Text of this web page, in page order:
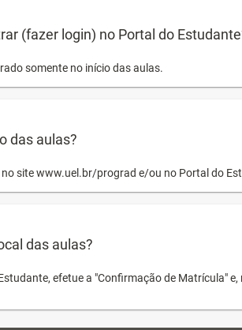
(fazer login) no Portal do
somente no início das aulas.
das aulas?
site www.uel.br/prograd e/ou no Portal do
das aulas?
efetue a "Confirmação de Matrícula"